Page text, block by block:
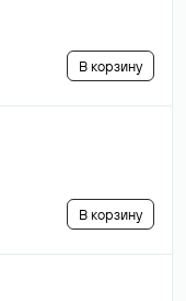
В корзину
В корзину